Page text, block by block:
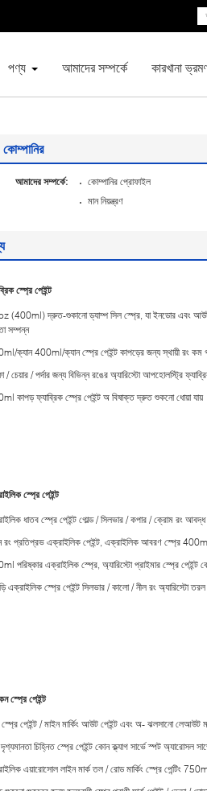
পণ্য আমাদের সম্পর্কে কারখানা
কোম্পানির
আমাদের সম্পর্কে: কোম্পানির প্রোফাইল
মান নিয়ন্ত্রণ
স্প্রে পেইন্ট
(400ml) দ্রুত-শুকানো ড্যাম্প সিল স্প্রে, যা ইনডোর এবং
সম্পন্ন
ক্যান 400ml/ক্যান স্প্রে পেইন্ট কাপড়ের জন্য স্থায়ী রং কম
/ চেয়ার / পর্দার জন্য বিভিন্ন রঙের অ্যারিস্টো আপহোলস্ট্রি
কাপড় ফ্যাব্রিক স্প্রে পেইন্ট অ বিষাক্ত দ্রুত শুকনো ধোয়া যায়
স্প্রে পেইন্ট
ধাতব স্প্রে পেইন্ট গোল্ড / সিলভার / কপার / ক্রোম রং আবদ্ধ
রং প্রতিপ্রভ এক্রাইলিক পেইন্ট, এক্রাইলিক আবরণ স্প্রে 400ml
পরিষ্কার এক্রাইলিক স্প্রে, অ্যারিস্টো প্রাইমার স্প্রে পেইন্ট
এক্রাইলিক স্প্রে পেইন্ট সিলভার / কালো / নীল রং অ্যারিস্টো
স্প্রে পেইন্ট
স্প্রে পেইন্ট / মাইন মার্কিং আউট পেইন্ট এবং অ- ঝলসানো
চিহ্নিত স্প্রে পেইন্ট কোন ক্ল্যাগ সার্ভে স্পট অ্যারোসল
এয়ারোসোল লাইন মার্ক তল / রোড মার্কিং স্প্রে পেন্টিং